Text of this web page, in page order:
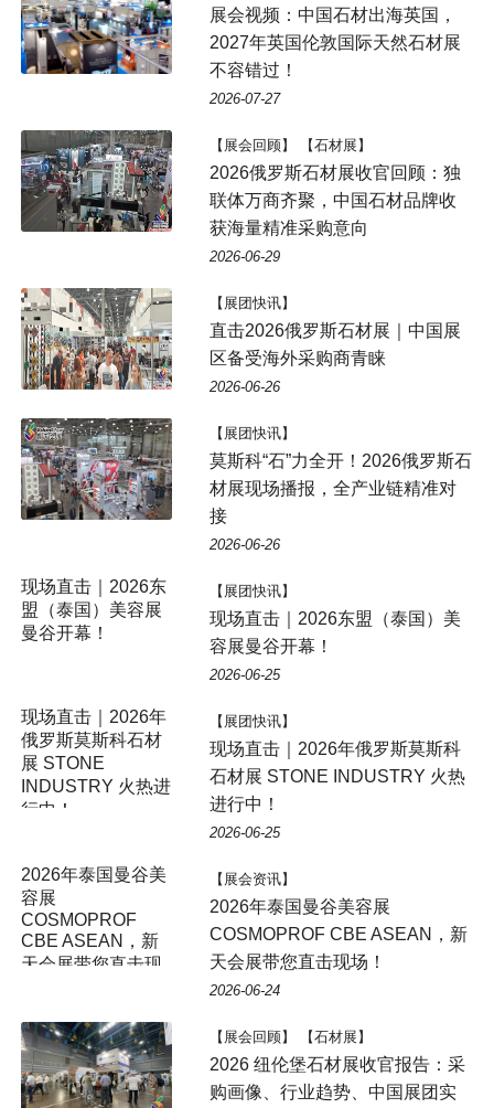
展会视频：中国石材出海英国，
2027年英国伦敦国际天然石材展
不容错过！
2026-07-27
【展会回顾】 【石材展】
2026俄罗斯石材展收官回顾：独
联体万商齐聚，中国石材品牌收
获海量精准采购意向
2026-06-29
【展团快讯】
直击2026俄罗斯石材展｜中国展
区备受海外采购商青睐
2026-06-26
【展团快讯】
莫斯科“石”力全开！2026俄罗斯石
材展现场播报，全产业链精准对
接
2026-06-26
现场直击｜2026东
盟（泰国）美容展
曼谷开幕！
【展团快讯】
现场直击｜2026东盟（泰国）美
容展曼谷开幕！
2026-06-25
现场直击｜2026年
俄罗斯莫斯科石材
展 STONE
INDUSTRY 火热进
行中！
【展团快讯】
现场直击｜2026年俄罗斯莫斯科
石材展 STONE INDUSTRY 火热
进行中！
2026-06-25
2026年泰国曼谷美
容展
COSMOPROF
CBE ASEAN，新
天会展带您直击现
【展会资讯】
2026年泰国曼谷美容展
COSMOPROF CBE ASEAN，新
天会展带您直击现场！
2026-06-24
【展会回顾】 【石材展】
2026 纽伦堡石材展收官报告：采
购画像、行业趋势、中国展团实